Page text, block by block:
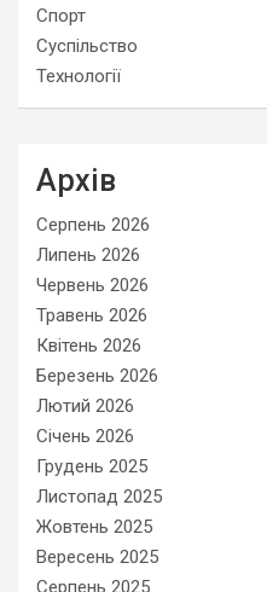
Спорт
Суспільство
Технології
Архів
Серпень 2026
Липень 2026
Червень 2026
Травень 2026
Квітень 2026
Березень 2026
Лютий 2026
Січень 2026
Грудень 2025
Листопад 2025
Жовтень 2025
Вересень 2025
Серпень 2025